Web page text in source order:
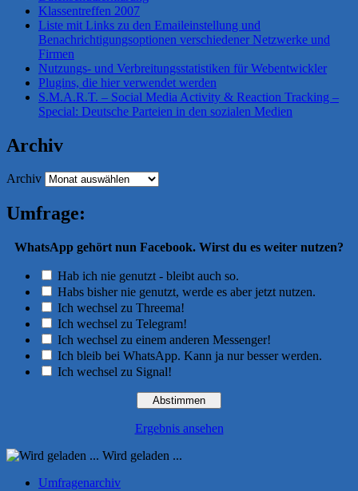
Klassentreffen 2007
Liste mit Links zu den Emaileinstellung und
Benachrichtigungsoptionen verschiedener Netzwerke und
Firmen
Nutzungs- und Verbreitungsstatistiken für Webentwickler
Plugins, die hier verwendet werden
S.M.A.R.T. – Social Media Activity & Reaction Tracking –
Special: Deutsche Parteien in den sozialen Medien
Archiv
Archiv
Umfrage:
WhatsApp gehört nun Facebook. Wirst du es weiter nutzen?
Hab ich nie genutzt - bleibt auch so.
Habs bisher nie genutzt, werde es aber jetzt nutzen.
Ich wechsel zu Threema!
Ich wechsel zu Telegram!
Ich wechsel zu einem anderen Messenger!
Ich bleib bei WhatsApp. Kann ja nur besser werden.
Ich wechsel zu Signal!
Ergebnis ansehen
Wird geladen ...
Umfragenarchiv